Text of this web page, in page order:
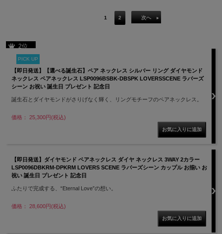
1 2 次へ
2位
PICK UP
【即日発送】【選べる誕生石】ペア ネックレス シルバー リング ダイヤモンド
ネックレス ペアネックレス LSP0096BSBK-DBSPK LOVERSSCENE ラバーズ
シーン お祝い 誕生日 プレゼント 記念日
誕生石とダイヤモンドがさりげなく輝く、リングモチーフのペアネックレス。
価格： 25,300円(税込)
【即日発送】ダイヤモンド ペアネックレス ダイヤ ネックレス 3WAY 2カラー
LSP0096DBKRM-DPKRM LOVERS SCENE ラバーズシーン カップル お揃い お
祝い 誕生日 プレゼント 記念日
ふたりで完成する、“Eternal Love”の想い。
価格： 28,600円(税込)